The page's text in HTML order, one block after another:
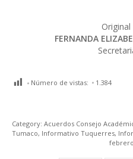
FERNANDA
Número de vistas: 1.384
Category: Acuerdos Consejo
Tumaco, Informativo Tuquerres,